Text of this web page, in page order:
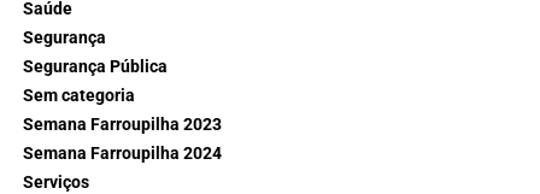
Saúde
Segurança
Segurança Pública
Sem categoria
Semana Farroupilha 2023
Semana Farroupilha 2024
Serviços